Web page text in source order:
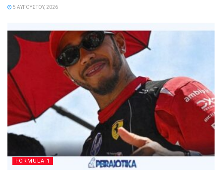
5 ΑΥΓΟΎΣΤΟΥ, 2026
FORMULA 1